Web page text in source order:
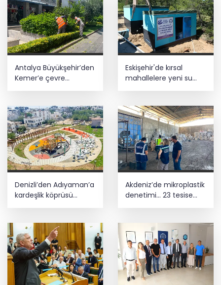
Antalya Büyükşehir’den
Kemer’e çevre
düzenleme
Eskişehir'de kırsal
mahallelere yeni su
depoları
Denizli’den Adıyaman’a
kardeşlik köprüsü
Akdeniz’de mikroplastik
denetimi... 23 tesise